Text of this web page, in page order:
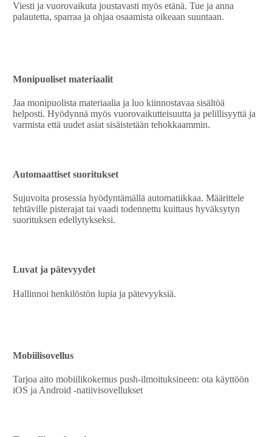
Viesti ja vuorovaikuta joustavasti myös etänä. Tue ja anna
palautetta, sparraa ja ohjaa osaamista oikeaan suuntaan.
Monipuoliset materiaalit
Jaa monipuolista materiaalia ja luo kiinnostavaa sisältöä
helposti. Hyödynnä myös vuorovaikutteisuutta ja pelillisyyttä ja
varmista että uudet asiat sisäistetään tehokkaammin.
Automaattiset suoritukset
Sujuvoita prosessia hyödyntämällä automatiikkaa. Määrittele
tehtäville pisterajat tai vaadi todennettu kuittaus hyväksytyn
suorituksen edellytykseksi.
Luvat ja pätevyydet
Hallinnoi henkilöstön lupia ja pätevyyksiä.
Mobiilisovellus
Tarjoa aito mobiilikokemus push-ilmoituksineen: ota käyttöön
iOS ja Android -natiivisovellukset